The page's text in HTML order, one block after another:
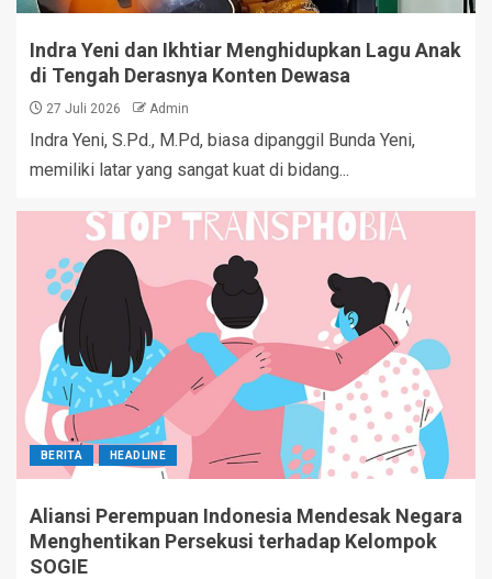
Indra Yeni dan Ikhtiar Menghidupkan Lagu Anak
di Tengah Derasnya Konten Dewasa
27 Juli 2026 Admin
Indra Yeni, S.Pd., M.Pd, biasa dipanggil Bunda Yeni,
memiliki latar yang sangat kuat di bidang...
BERITA HEADLINE
Aliansi Perempuan Indonesia Mendesak Negara
Menghentikan Persekusi terhadap Kelompok
SOGIE